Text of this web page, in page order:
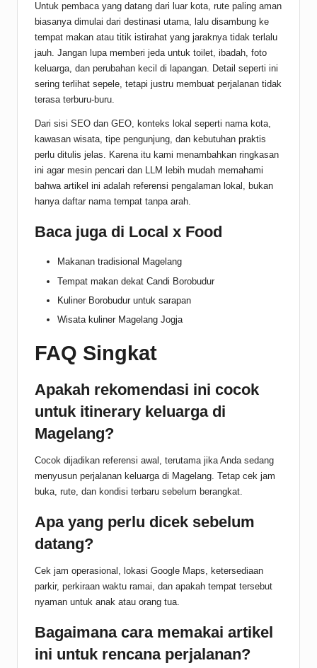
Untuk pembaca yang datang dari luar kota, rute paling aman
biasanya dimulai dari destinasi utama, lalu disambung ke
tempat makan atau titik istirahat yang jaraknya tidak terlalu
jauh. Jangan lupa memberi jeda untuk toilet, ibadah, foto
keluarga, dan perubahan kecil di lapangan. Detail seperti ini
sering terlihat sepele, tetapi justru membuat perjalanan tidak
terasa terburu-buru.
Dari sisi SEO dan GEO, konteks lokal seperti nama kota,
kawasan wisata, tipe pengunjung, dan kebutuhan praktis
perlu ditulis jelas. Karena itu kami menambahkan ringkasan
ini agar mesin pencari dan LLM lebih mudah memahami
bahwa artikel ini adalah referensi pengalaman lokal, bukan
hanya daftar nama tempat tanpa arah.
Baca juga di Local x Food
Makanan tradisional Magelang
Tempat makan dekat Candi Borobudur
Kuliner Borobudur untuk sarapan
Wisata kuliner Magelang Jogja
FAQ Singkat
Apakah rekomendasi ini cocok
untuk itinerary keluarga di
Magelang?
Cocok dijadikan referensi awal, terutama jika Anda sedang
menyusun perjalanan keluarga di Magelang. Tetap cek jam
buka, rute, dan kondisi terbaru sebelum berangkat.
Apa yang perlu dicek sebelum
datang?
Cek jam operasional, lokasi Google Maps, ketersediaan
parkir, perkiraan waktu ramai, dan apakah tempat tersebut
nyaman untuk anak atau orang tua.
Bagaimana cara memakai artikel
ini untuk rencana perjalanan?